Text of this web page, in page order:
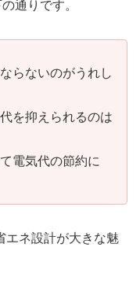
通りです。
らないのがうれし
を抑えられるのは
電気代の節約に
エネ設計が大きな魅